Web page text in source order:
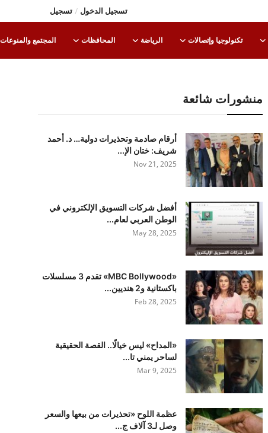
تسجيل الدخول / تسجيل
تكنولوجيا وإتصالات الرياضة المحافظات المجتمع والمنوعات
منشورات شائعة
أرقام صادمة وتحذيرات دولية… د. أحمد
شريف: ختان الإ...
Nov 21, 2025
أفضل شركات التسويق الإلكتروني في
الوطن العربي لعام...
May 28, 2025
«MBC Bollywood» تقدم 3 مسلسلات
باكستانية و2 هنديين...
Feb 28, 2025
«المداح» ليس خيالًا.. القصة الحقيقية
لساحر يمني تا...
Mar 9, 2025
عظمة اللوح «تحذيرات من بيعها والسعر
وصل لـ3 آلاف ج...